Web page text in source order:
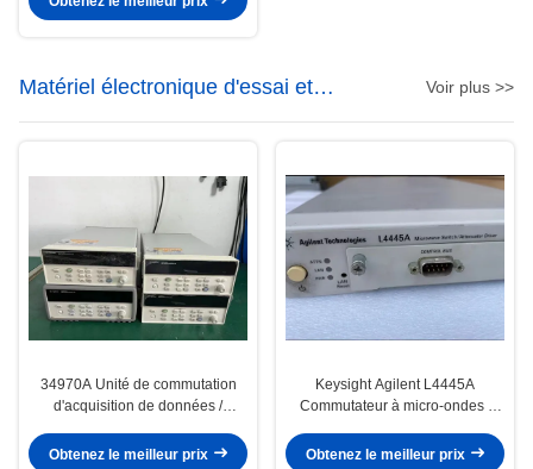
Matériel électronique d'essai et
d'essai
Voir plus >>
34970A Unité de commutation
d'acquisition de données /
Obtenez le meilleur prix
Keysight Agilent L4445A
Commutateur à micro-ondes /
rapide
Obtenez le meilleur prix